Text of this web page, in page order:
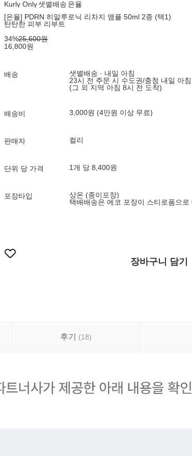
Kurly Only샛별배송 은율
[은율] PDRN 히알루로닉 리차지 앰플 50ml 2종 (택1)
탄탄한 피부 리부트
34%25,600원
16,800원
배송
샛별배송 · 내일 아침
23시 전 주문 시 수도권/충청 내일 아
(그 외 지역 아침 8시 전 도착)
배송비 3,000원 (4만원 이상 무료)
판매자 컬리
단위 당 가격 1개 당 8,400원
포장타입
상온 (종이포장)
택배배송은 에코 포장이 스티로폼으로
장바구니 담기
후기 (18)